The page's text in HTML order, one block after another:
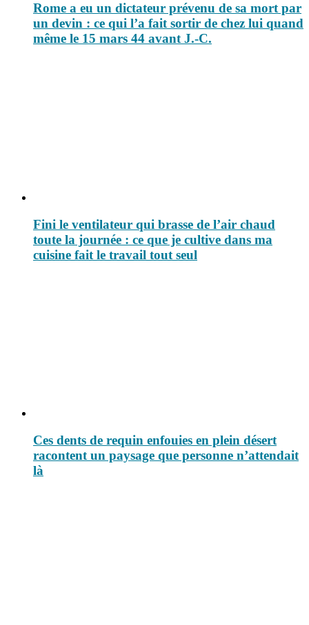
Rome a eu un dictateur prévenu de sa mort par
un devin : ce qui l’a fait sortir de chez lui quand
même le 15 mars 44 avant J.-C.
Fini le ventilateur qui brasse de l’air chaud
toute la journée : ce que je cultive dans ma
cuisine fait le travail tout seul
Ces dents de requin enfouies en plein désert
racontent un paysage que personne n’attendait
là